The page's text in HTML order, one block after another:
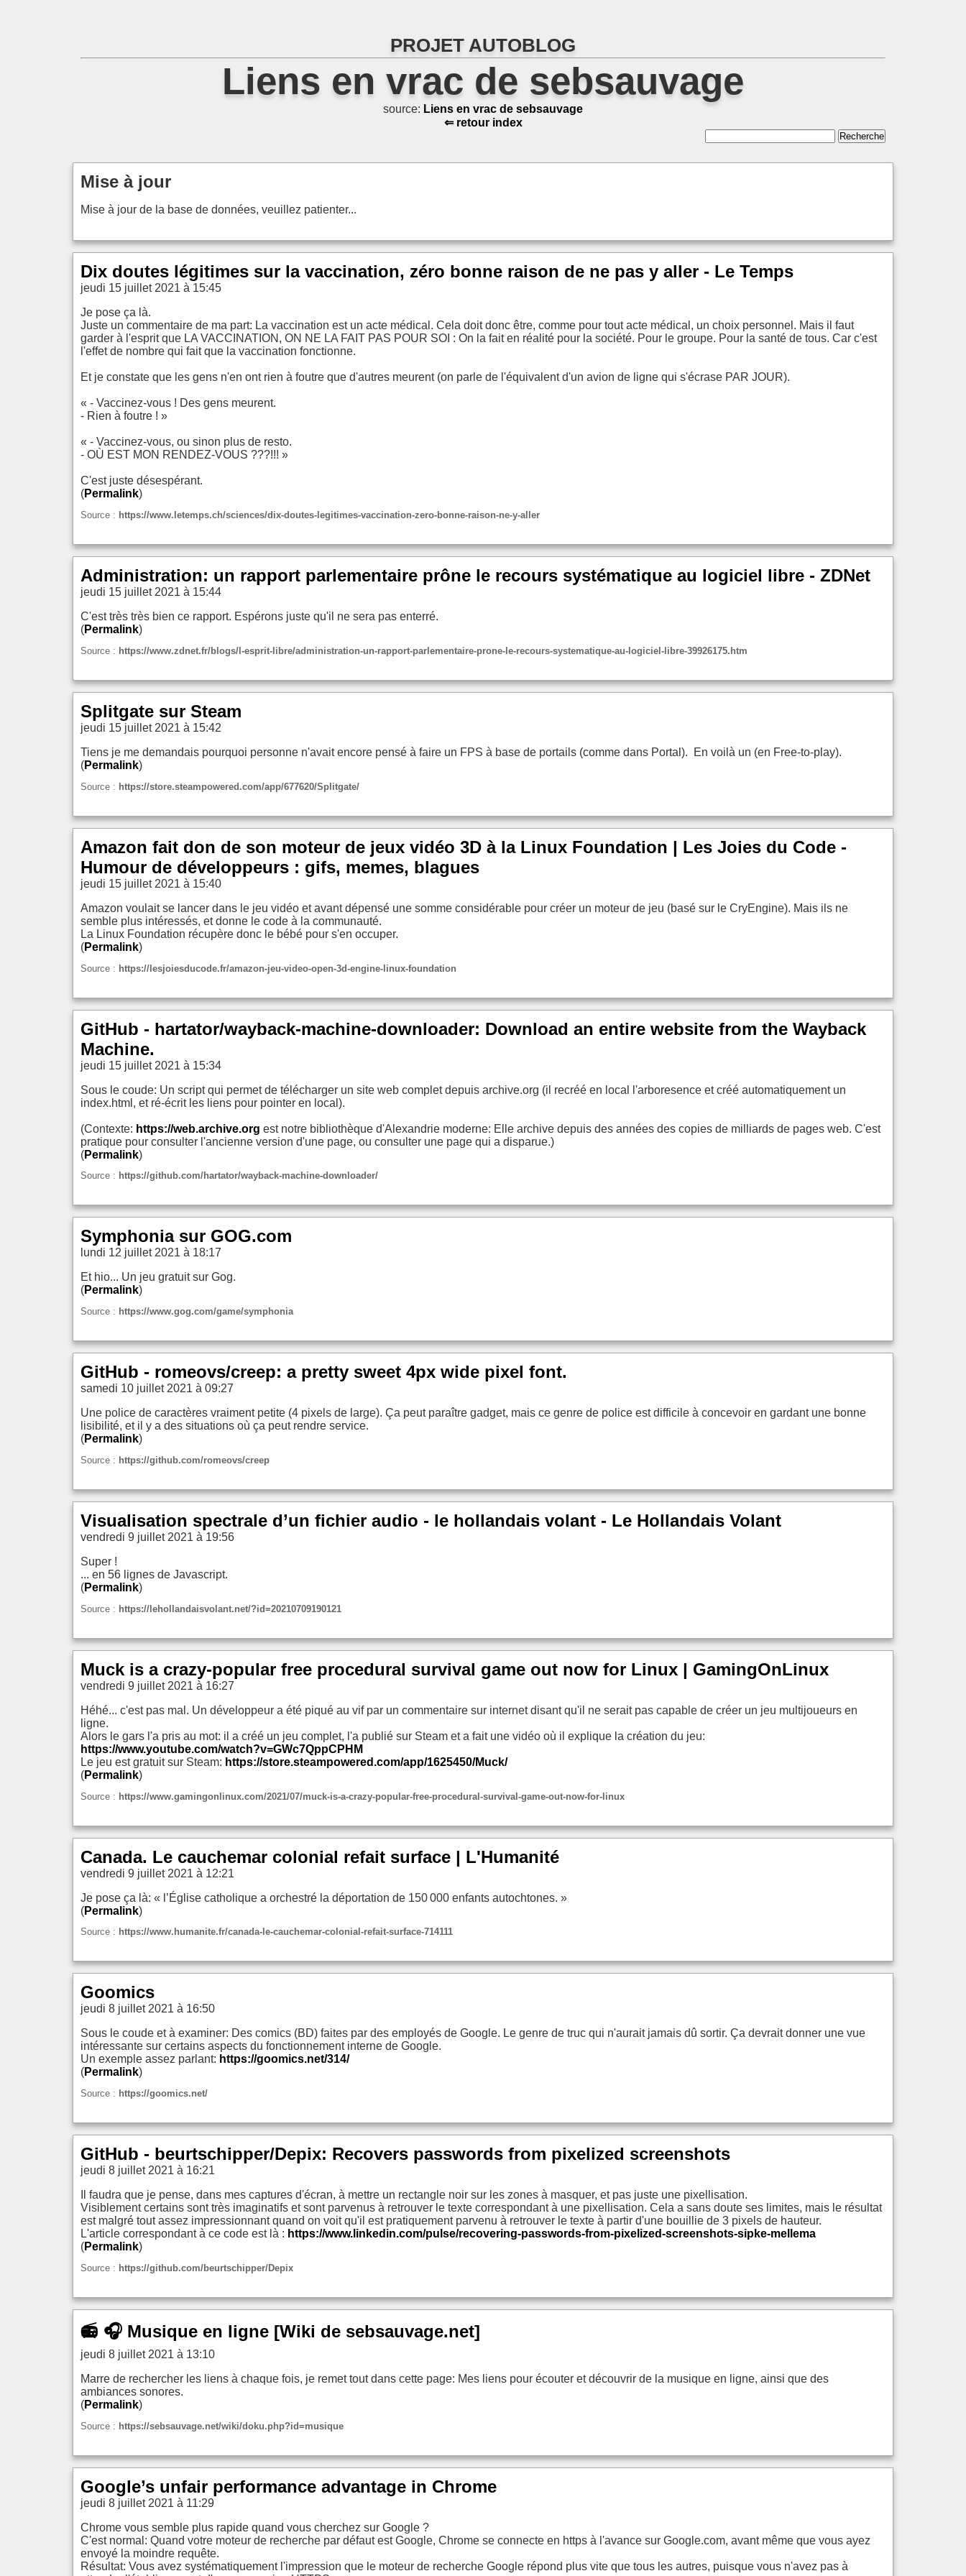
PROJET AUTOBLOG
Liens en vrac de sebsauvage
source: Liens en vrac de sebsauvage
⇐ retour index
Mise à jour
Mise à jour de la base de données, veuillez patienter...
Dix doutes légitimes sur la vaccination, zéro bonne raison de ne pas y aller - Le Temps
jeudi 15 juillet 2021 à 15:45
Je pose ça là.
Juste un commentaire de ma part: La vaccination est un acte médical. Cela doit donc être, comme pour tout acte médical, un choix personnel. Mais il faut
garder à l'esprit que LA VACCINATION, ON NE LA FAIT PAS POUR SOI : On la fait en réalité pour la société. Pour le groupe. Pour la santé de tous. Car c'est
l'effet de nombre qui fait que la vaccination fonctionne.
Et je constate que les gens n'en ont rien à foutre que d'autres meurent (on parle de l'équivalent d'un avion de ligne qui s'écrase PAR JOUR).
« - Vaccinez-vous ! Des gens meurent.
- Rien à foutre ! »
« - Vaccinez-vous, ou sinon plus de resto.
- OÙ EST MON RENDEZ-VOUS ???!!! »
C'est juste désespérant.
(Permalink)
Source : https://www.letemps.ch/sciences/dix-doutes-legitimes-vaccination-zero-bonne-raison-ne-y-aller
Administration: un rapport parlementaire prône le recours systématique au logiciel libre - ZDNet
jeudi 15 juillet 2021 à 15:44
C'est très très bien ce rapport. Espérons juste qu'il ne sera pas enterré.
(Permalink)
Source : https://www.zdnet.fr/blogs/l-esprit-libre/administration-un-rapport-parlementaire-prone-le-recours-systematique-au-logiciel-libre-39926175.htm
Splitgate sur Steam
jeudi 15 juillet 2021 à 15:42
Tiens je me demandais pourquoi personne n'avait encore pensé à faire un FPS à base de portails (comme dans Portal). En voilà un (en Free-to-play).
(Permalink)
Source : https://store.steampowered.com/app/677620/Splitgate/
Amazon fait don de son moteur de jeux vidéo 3D à la Linux Foundation | Les Joies du Code -
Humour de développeurs : gifs, memes, blagues
jeudi 15 juillet 2021 à 15:40
Amazon voulait se lancer dans le jeu vidéo et avant dépensé une somme considérable pour créer un moteur de jeu (basé sur le CryEngine). Mais ils ne
semble plus intéressés, et donne le code à la communauté.
La Linux Foundation récupère donc le bébé pour s'en occuper.
(Permalink)
Source : https://lesjoiesducode.fr/amazon-jeu-video-open-3d-engine-linux-foundation
GitHub - hartator/wayback-machine-downloader: Download an entire website from the Wayback
Machine.
jeudi 15 juillet 2021 à 15:34
Sous le coude: Un script qui permet de télécharger un site web complet depuis archive.org (il recréé en local l'arboresence et créé automatiquement un
index.html, et ré-écrit les liens pour pointer en local).
(Contexte: https://web.archive.org est notre bibliothèque d'Alexandrie moderne: Elle archive depuis des années des copies de milliards de pages web. C'est
pratique pour consulter l'ancienne version d'une page, ou consulter une page qui a disparue.)
(Permalink)
Source : https://github.com/hartator/wayback-machine-downloader/
Symphonia sur GOG.com
lundi 12 juillet 2021 à 18:17
Et hio... Un jeu gratuit sur Gog.
(Permalink)
Source : https://www.gog.com/game/symphonia
GitHub - romeovs/creep: a pretty sweet 4px wide pixel font.
samedi 10 juillet 2021 à 09:27
Une police de caractères vraiment petite (4 pixels de large). Ça peut paraître gadget, mais ce genre de police est difficile à concevoir en gardant une bonne
lisibilité, et il y a des situations où ça peut rendre service.
(Permalink)
Source : https://github.com/romeovs/creep
Visualisation spectrale d’un fichier audio - le hollandais volant - Le Hollandais Volant
vendredi 9 juillet 2021 à 19:56
Super !
... en 56 lignes de Javascript.
(Permalink)
Source : https://lehollandaisvolant.net/?id=20210709190121
Muck is a crazy-popular free procedural survival game out now for Linux | GamingOnLinux
vendredi 9 juillet 2021 à 16:27
Héhé... c'est pas mal. Un développeur a été piqué au vif par un commentaire sur internet disant qu'il ne serait pas capable de créer un jeu multijoueurs en
ligne.
Alors le gars l'a pris au mot: il a créé un jeu complet, l'a publié sur Steam et a fait une vidéo où il explique la création du jeu:
https://www.youtube.com/watch?v=GWc7QppCPHM
Le jeu est gratuit sur Steam: https://store.steampowered.com/app/1625450/Muck/
(Permalink)
Source : https://www.gamingonlinux.com/2021/07/muck-is-a-crazy-popular-free-procedural-survival-game-out-now-for-linux
Canada. Le cauchemar colonial refait surface | L'Humanité
vendredi 9 juillet 2021 à 12:21
Je pose ça là: « l’Église catholique a orchestré la déportation de 150 000 enfants autochtones. »
(Permalink)
Source : https://www.humanite.fr/canada-le-cauchemar-colonial-refait-surface-714111
Goomics
jeudi 8 juillet 2021 à 16:50
Sous le coude et à examiner: Des comics (BD) faites par des employés de Google. Le genre de truc qui n'aurait jamais dû sortir. Ça devrait donner une vue
intéressante sur certains aspects du fonctionnement interne de Google.
Un exemple assez parlant: https://goomics.net/314/
(Permalink)
Source : https://goomics.net/
GitHub - beurtschipper/Depix: Recovers passwords from pixelized screenshots
jeudi 8 juillet 2021 à 16:21
Il faudra que je pense, dans mes captures d'écran, à mettre un rectangle noir sur les zones à masquer, et pas juste une pixellisation.
Visiblement certains sont très imaginatifs et sont parvenus à retrouver le texte correspondant à une pixellisation. Cela a sans doute ses limites, mais le résultat
est malgré tout assez impressionnant quand on voit qu'il est pratiquement parvenu à retrouver le texte à partir d'une bouillie de 3 pixels de hauteur.
L'article correspondant à ce code est là : https://www.linkedin.com/pulse/recovering-passwords-from-pixelized-screenshots-sipke-mellema
(Permalink)
Source : https://github.com/beurtschipper/Depix
📻 🎧 Musique en ligne [Wiki de sebsauvage.net]
jeudi 8 juillet 2021 à 13:10
Marre de rechercher les liens à chaque fois, je remet tout dans cette page: Mes liens pour écouter et découvrir de la musique en ligne, ainsi que des
ambiances sonores.
(Permalink)
Source : https://sebsauvage.net/wiki/doku.php?id=musique
Google’s unfair performance advantage in Chrome
jeudi 8 juillet 2021 à 11:29
Chrome vous semble plus rapide quand vous cherchez sur Google ?
C'est normal: Quand votre moteur de recherche par défaut est Google, Chrome se connecte en https à l'avance sur Google.com, avant même que vous ayez
envoyé la moindre requête.
Résultat: Vous avez systématiquement l'impression que le moteur de recherche Google répond plus vite que tous les autres, puisque vous n'avez pas à